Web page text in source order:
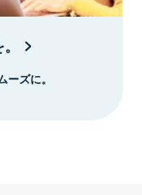
ズに。